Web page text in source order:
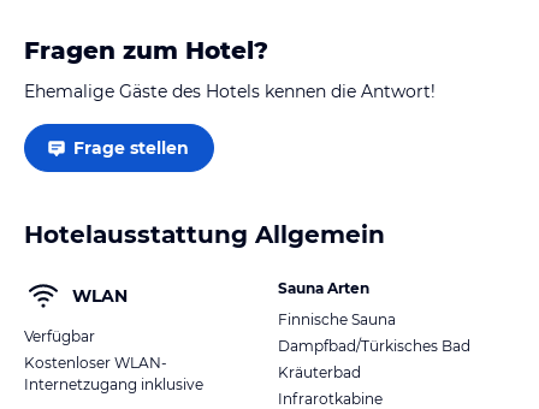
Fragen zum Hotel?
Ehemalige Gäste des Hotels kennen die Antwort!
Frage stellen
Hotelausstattung Allgemein
WLAN
Verfügbar
Kostenloser WLAN-
Internetzugang inklusive
Sauna Arten
Finnische Sauna
Dampfbad/Türkisches Bad
Kräuterbad
Infrarotkabine